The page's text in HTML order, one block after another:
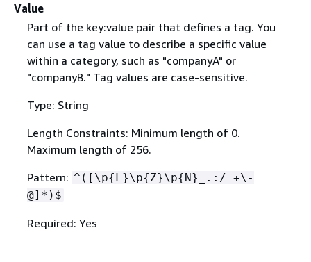
Value
Part of the key:value pair that defines a tag. You
can use a tag value to describe a specific value
within a category, such as "companyA" or
"companyB." Tag values are case-sensitive.
Type: String
Length Constraints: Minimum length of 0.
Maximum length of 256.
Pattern: ^([\p{L}\p{Z}\p{N}_.:/=+\-
@]*)$
Required: Yes